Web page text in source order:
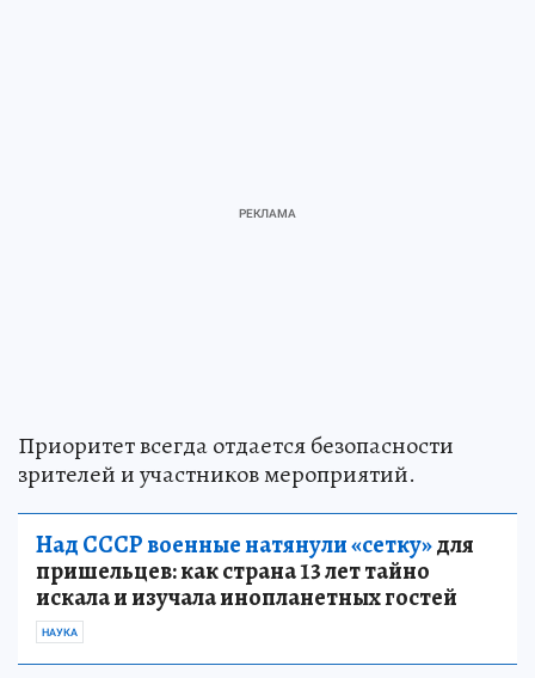
Приоритет всегда отдается безопасности
зрителей и участников мероприятий.
Над СССР военные натянули «сетку»для
пришельцев: как страна 13 лет тайно
искала и изучала инопланетных гостей
НАУКА